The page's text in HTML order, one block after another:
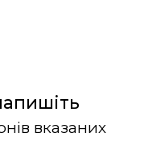
вказаних